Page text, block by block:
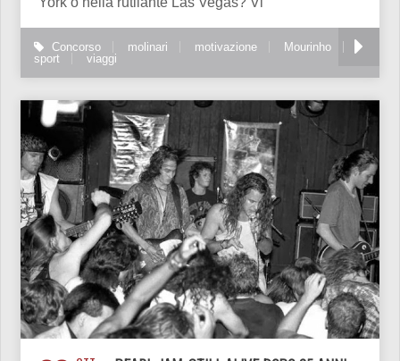
Concorso molinari motivazione
Mourinho
sport
viaggi